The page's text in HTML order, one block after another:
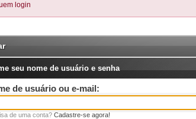
login
seu nome de usuário e senha
de usuário ou e-mail:
de uma conta? Cadastre-se agora!